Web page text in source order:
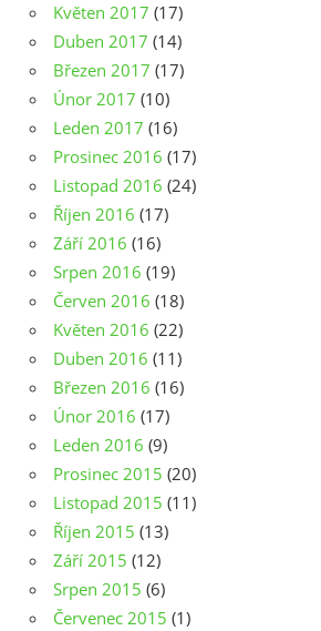
Květen 2017 (17)
Duben 2017 (14)
Březen 2017 (17)
Únor 2017 (10)
Leden 2017 (16)
Prosinec 2016 (17)
Listopad 2016 (24)
Říjen 2016 (17)
Září 2016 (16)
Srpen 2016 (19)
Červen 2016 (18)
Květen 2016 (22)
Duben 2016 (11)
Březen 2016 (16)
Únor 2016 (17)
Leden 2016 (9)
Prosinec 2015 (20)
Listopad 2015 (11)
Říjen 2015 (13)
Září 2015 (12)
Srpen 2015 (6)
Červenec 2015 (1)